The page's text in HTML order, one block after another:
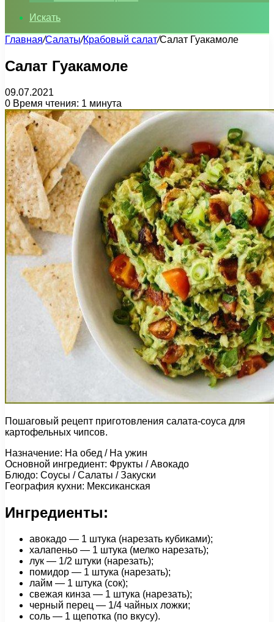
Искать
Главная/Салаты/Крабовый салат/Салат Гуакамоле
Салат Гуакамоле
09.07.2021
0 Время чтения: 1 минута
Пошаговый рецепт приготовления салата-соуса для
картофельных чипсов.
Назначение: На обед / На ужин
Основной ингредиент: Фрукты / Авокадо
Блюдо: Соусы / Салаты / Закуски
География кухни: Мексиканская
Ингредиенты:
авокадо — 1 штука (нарезать кубиками);
халапеньо — 1 штука (мелко нарезать);
лук — 1/2 штуки (нарезать);
помидор — 1 штука (нарезать);
лайм — 1 штука (сок);
свежая кинза — 1 штука (нарезать);
черный перец — 1/4 чайных ложки;
соль — 1 щепотка (по вкусу).